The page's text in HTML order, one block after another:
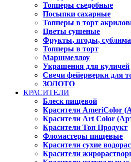
Топперы съедобные
Посыпки сахарные
Топперы в торт
Цветы сушеные
Фрукты, ягоды,
Топперы в торт
Маршмеллоу
Украшения для куличей
Свечи фейерверки для
ЗОЛОТО
КРАСИТЕЛИ
Блеск пищевой
Красители AmeriColor
Красители Art Color
Красители Топ Продукт
Фломастеры пищевые
Красители сухие
Красители